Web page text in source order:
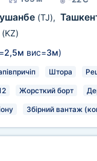
(TJ),
(KZ)
2,5м вис=3м)
Штора
Жорсткий борт
Збірний вантаж